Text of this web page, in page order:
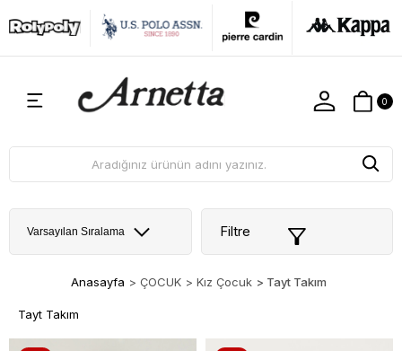
0
Filtre
Anasayfa > ÇOCUK > Kız Çocuk > Tayt Takım
Tayt Takım